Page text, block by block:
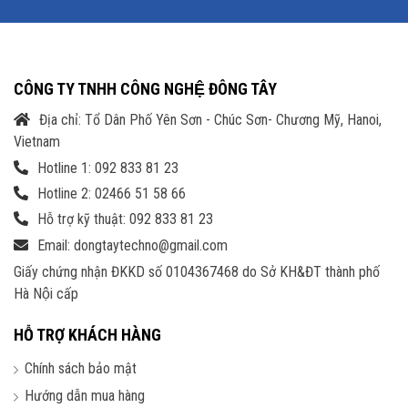
Nâng cấp dễ dàng:Bằng cách nới lỏng hai núm vặn ở mặt sau,
bạn có thể dễ dàng tháo bảng điều khiển bên để truy cập vào bên
trong hệ thống và nâng cấp CPU, GPU, bộ nhớ và ổ cứng.
Bộ nhớ tối ưu:Mở rộng dung lượng lưu trữ của bạn với ba ngăn để
chứa thêm ổ cứng, bao gồm một khoang chờ 3,5 ”và hai khoang
2,5”. Một khe cắm M.2 cho phép lưu trữ SSD bổ sung.
Alienware Command Center trên Dell G Series
CÔNG TY TNHH CÔNG NGHỆ ĐÔNG TÂY
Địa chỉ: Tổ Dân Phố Yên Sơn - Chúc Sơn- Chương Mỹ, Hanoi,
Vietnam
Hotline 1: 092 833 81 23
Hotline 2: 02466 51 58 66
Hỗ trợ kỹ thuật: 092 833 81 23
Email: dongtaytechno@gmail.com
Giấy chứng nhận ĐKKD số 0104367468 do Sở KH&ĐT thành phố
Hà Nội cấp
HỖ TRỢ KHÁCH HÀNG
Chính sách bảo mật
Hướng dẫn mua hàng